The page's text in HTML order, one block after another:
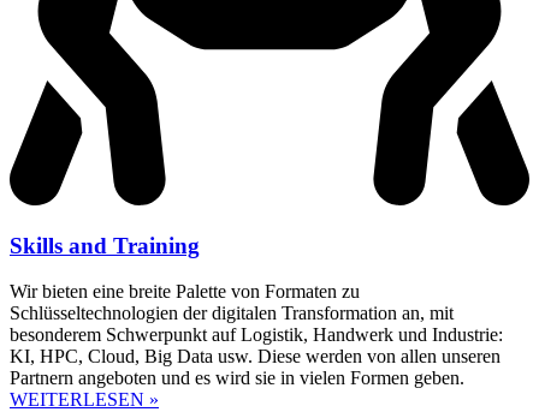
Skills and Training
Wir bieten eine breite Palette von Formaten zu
Schlüsseltechnologien der digitalen Transformation an, mit
besonderem Schwerpunkt auf Logistik, Handwerk und Industrie:
KI, HPC, Cloud, Big Data usw. Diese werden von allen unseren
Partnern angeboten und es wird sie in vielen Formen geben.
WEITERLESEN »